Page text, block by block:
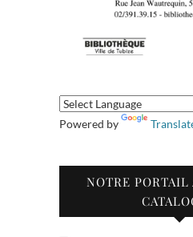
Powered by
NOTRE PORTAIL